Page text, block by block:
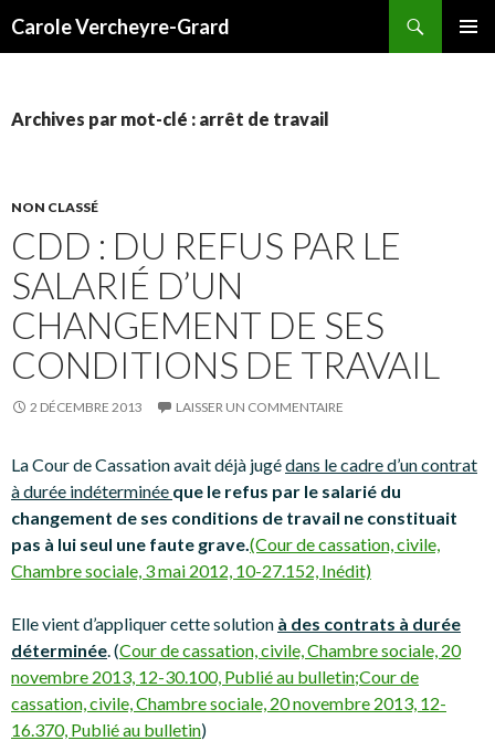
Carole Vercheyre-Grard
Archives par mot-clé : arrêt de travail
NON CLASSÉ
CDD : DU REFUS PAR LE
SALARIÉ D’UN
CHANGEMENT DE SES
CONDITIONS DE TRAVAIL
2 DÉCEMBRE 2013 LAISSER UN COMMENTAIRE
La Cour de Cassation avait déjà jugédans le cadre d’un contrat
à durée indéterminée que le refus par le salarié du
changement de ses conditions de travail ne constituait
pas à lui seul une faute grave.(Cour de cassation, civile,
Chambre sociale, 3 mai 2012, 10-27.152, Inédit)
Elle vient d’appliquer cette solution à des contrats à durée
déterminée. (Cour de cassation, civile, Chambre sociale, 20
novembre 2013, 12-30.100, Publié au bulletin;Cour de
cassation, civile, Chambre sociale, 20 novembre 2013, 12-
16.370, Publié au bulletin)